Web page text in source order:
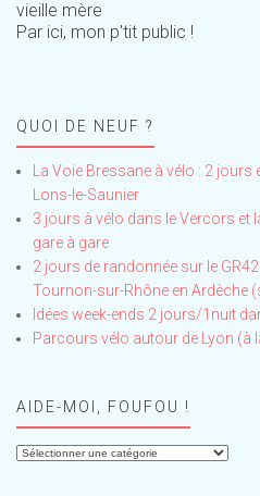
vieille mère
Par ici, mon p'tit public !
QUOI DE NEUF ?
La Voie Bressane à vélo : 2
Lons-le-Saunier
3 jours à vélo dans le Vercors et
gare à gare
2 jours de randonnée sur le
Tournon-sur-Rhône en Ardèche
Idées week-ends 2 jours/1nuit
Parcours vélo autour de Lyon (à
AIDE-MOI, FOUFOU !
Aide-